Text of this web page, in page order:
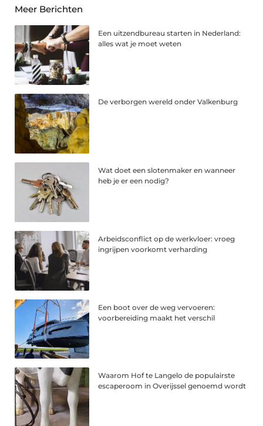
Meer Berichten
Een uitzendbureau starten in Nederland:
alles wat je moet weten
De verborgen wereld onder Valkenburg
Wat doet een slotenmaker en wanneer
heb je er een nodig?
Arbeidsconflict op de werkvloer: vroeg
ingrijpen voorkomt verharding
Een boot over de weg vervoeren:
voorbereiding maakt het verschil
Waarom Hof te Langelo de populairste
escaperoom in Overijssel genoemd wordt